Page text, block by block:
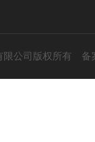
公司版权所有 备